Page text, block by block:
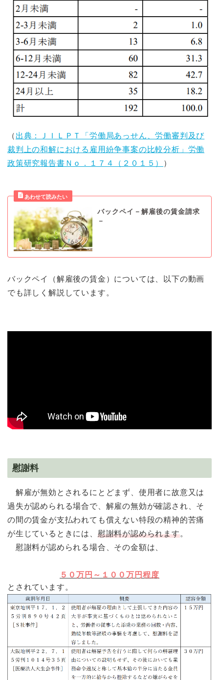
（ 出典：ＪＩＬＰＴ「労働局あっせん、労働審判及び
裁判上の和解における雇用紛争事案の比較分析」労働
政策研究報告書Ｎｏ．１７４（２０１５）
）
バックペイ－解雇後の賃金請求
－
バックペイ（解雇後の賃金）については、以下の動画
でも詳しく解説しています。
慰謝料
解雇が無効とされるにとどまず、使用者に故意又は
過失が認められる場合で、解雇の無効が確認され、そ
の間の賃金が支払われても償えない特段の精神的苦痛
が生じているときには、 慰謝料が認められます。
慰謝料が認められる場合、その金額は、
５０万円～１００万円程度
とされています。